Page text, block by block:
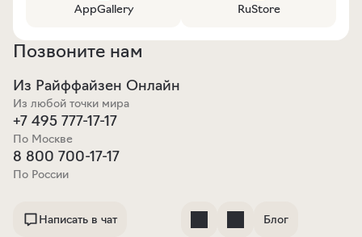
AppGallery RuStore
Позвоните нам
Из Райффайзен Онлайн
Из любой точки мира
+7 495 777-17-17
По Москве
8 800 700-17-17
По России
Написать в чат Блог